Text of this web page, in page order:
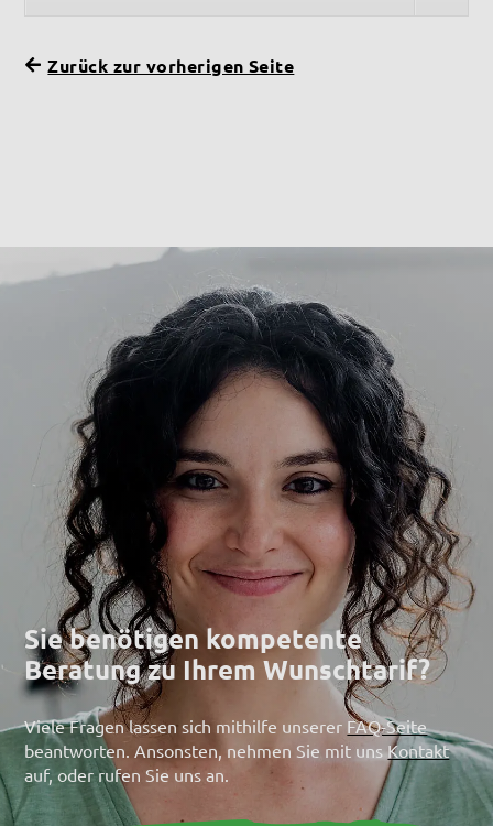
Zurück zur vorherigen Seite
Sie benötigen kompetente
Beratung zu Ihrem Wunschtarif?
Viele Fragen lassen sich mithilfe unserer FAQ-Seite
beantworten. Ansonsten, nehmen Sie mit unsKontakt
auf, oder rufen Sie uns an.